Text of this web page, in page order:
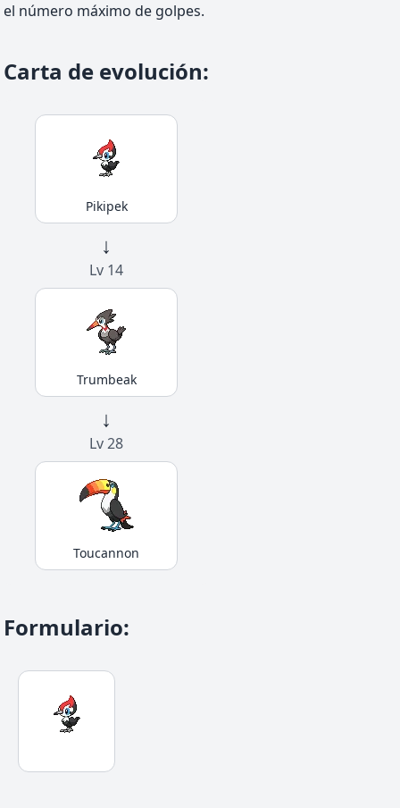
el número máximo de golpes.
Carta de evolución:
Pikipek
↓
Lv 14
Trumbeak
↓
Lv 28
Toucannon
Formulario: